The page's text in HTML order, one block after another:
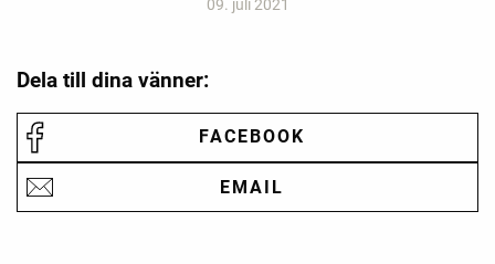
09. juli 2021
Dela till dina vänner:
FACEBOOK
EMAIL